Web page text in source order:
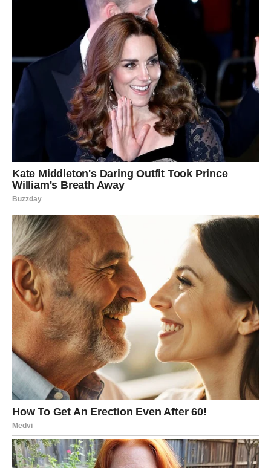
paralelne priče. Jarac traži stabilnost, lojalnost, cilj.
Ljubavni trougao je sušta suprotnost: haos, laž, skrivanje.
Jarac, ako ostane, gubi ono što mu je najvažnije —
samopoštovanje. A Jarac zna da bez toga nema mira.
Kako Jarac prekida?
Jarac prekida:
hladno, jasno, definitivno
bez potrebe da se vraća
bez “još jedne šanse”
Može delovati kao da mu nije stalo, ali istina je da je Jarac
samo odlučio da bol ne pokazuje svima.
Šta Jarac dobija posle raskida?
Jarac posle ovoga vraća fokus na sebe, na ciljeve, na
stabilnost. I sudbina mu često vraća kroz posao, novac,
uspeh — a zatim i kroz ljubav koja dolazi kao nagrada za
hrabrost da ode.